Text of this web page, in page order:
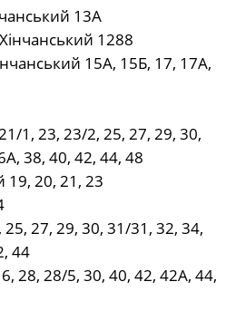
13А
1288
15А, 15Б, 17, 17А,
1, 23, 23/2, 25, 27, 29, 30,
38, 40, 42, 44, 48
19, 20, 21, 23
25, 27, 29, 30, 31/31, 32, 34,
44
28, 28/5, 30, 40, 42, 42А, 44,